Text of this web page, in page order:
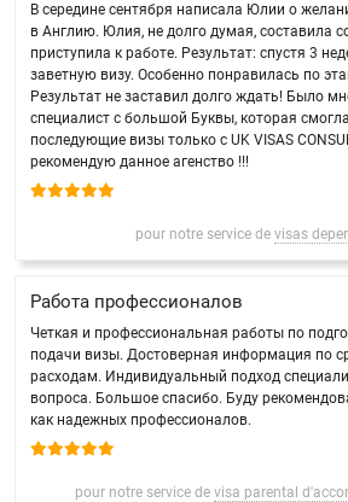
В середине сентября написала Юлии о
в Англию. Юлия, не долго думая, составила
приступила к работе. Результат: спустя 3
заветную визу. Особенно понравилась по
Результат не заставил долго ждать! Было
специалист с большой Буквы, которая
последующие визы только с UK VISAS
рекомендую данное агенство !!!
pour notre service de visas
Работа профессионалов
Четкая и профессиональная работы по
подачи визы. Достоверная информация по
расходам. Индивидуальный подход
вопроса. Большое спасибо. Буду
как надежных профессионалов.
pour notre service de visa parental